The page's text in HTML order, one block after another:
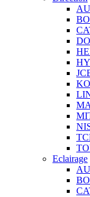
Eclairage